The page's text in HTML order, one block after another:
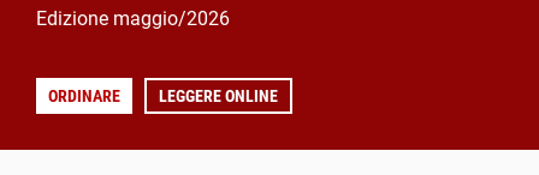
Edizione maggio/2026
ORDINARE LEGGERE ONLINE